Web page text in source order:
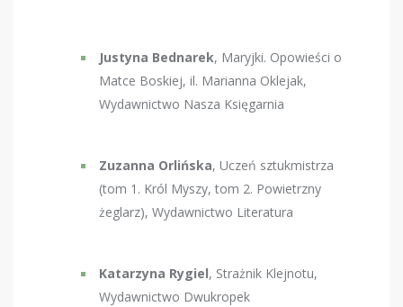
Justyna Bednarek, Maryjki. Opowieści o
Matce Boskiej, il. Marianna Oklejak,
Wydawnictwo Nasza Księgarnia
Zuzanna Orlińska, Uczeń sztukmistrza
(tom 1. Król Myszy, tom 2. Powietrzny
żeglarz), Wydawnictwo Literatura
Katarzyna Rygiel, Strażnik Klejnotu,
Wydawnictwo Dwukropek